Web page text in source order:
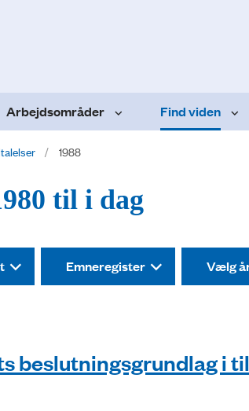
Arbejdsområder Find viden
1988
til i dag
Emneregister
beslutningsgrundlag i